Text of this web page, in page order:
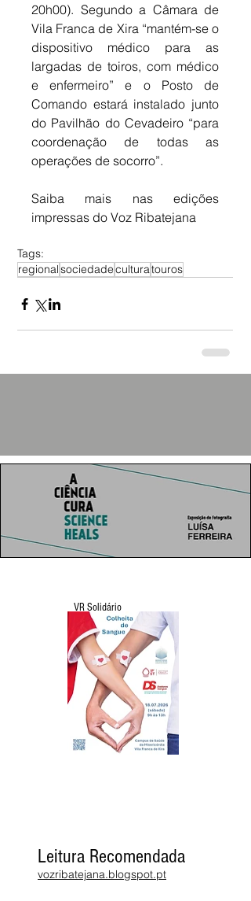
20h00). Segundo a Câmara de
Vila Franca de Xira “mantém-se o
dispositivo médico para as
largadas de toiros, com médico
e enfermeiro” e o Posto de
Comando estará instalado junto
do Pavilhão do Cevadeiro “para
coordenação de todas as
operações de socorro”.
Saiba mais nas edições
impressas do Voz Ribatejana
Tags:
regionalsociedadeculturatouros
VR Solidário
Leitura Recomendada
vozribatejana.blogspot.pt